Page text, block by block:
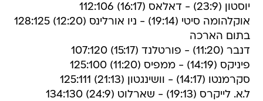
יוסטון (23:9) - דאלאס (16:17) 112:106
אוקלהומה סיטי (19:14) - ניו אורלינס (12:20) 128:125
בתום הארכה
דנבר (11:20) - פורטלנד (15:17) 107:120
פיניקס (14:19) - ממפיס (11:20) 125:100
סקרמנטו (14:17) - וושינגטון (21:13) 125:111
ל.א. לייקרס (19:13) - שארלוט (24:9) 134:130